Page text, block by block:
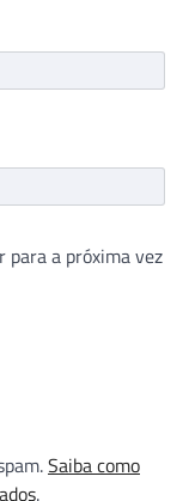
para a próxima vez
Saiba como
.